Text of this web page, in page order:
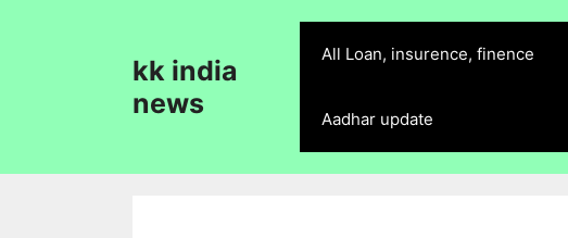
kk india
news
All Loan, insurence, finence
Aadhar update